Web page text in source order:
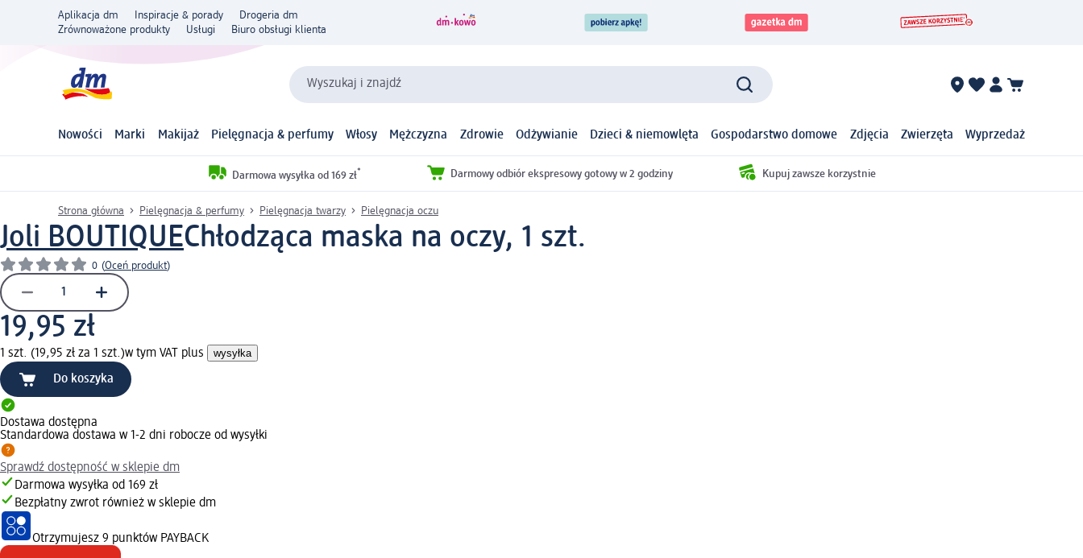
Aplikacja dm Inspiracje & porady
Drogeria dm
Zrównoważone produkty
Usługi Biuro obsługi klienta
Wyszukaj i znajdź
Nowości Marki Makijaż Pielęgnacja & perfumy Włosy Mężczyzna Zdrowie Odżywianie Dzieci & niemowlęta Gospodarstwo domowe Zdjęcia Zwierzęta Wyprzedaż
Darmowa wysyłka od 169 zł* Darmowy odbiór ekspresowy gotowy w 2 godziny Kupuj zawsze korzystnie
Strona główna Pielęgnacja & perfumy Pielęgnacja twarzy Pielęgnacja oczu
Joli BOUTIQUEChłodząca maska na oczy, 1 szt.
0 (Oceń produkt)
19,95 zł
1 szt. (19,95 zł za 1 szt.)w tym VAT plus wysyłka
Do koszyka
Dostawa dostępna
Standardowa dostawa w 1-2 dni robocze od wysyłki
Sprawdź dostępność w sklepie dm
Darmowa wysyłka od 169 zł
Bezpłatny zwrot również w sklepie dm
Otrzymujesz 9 punktów PAYBACK